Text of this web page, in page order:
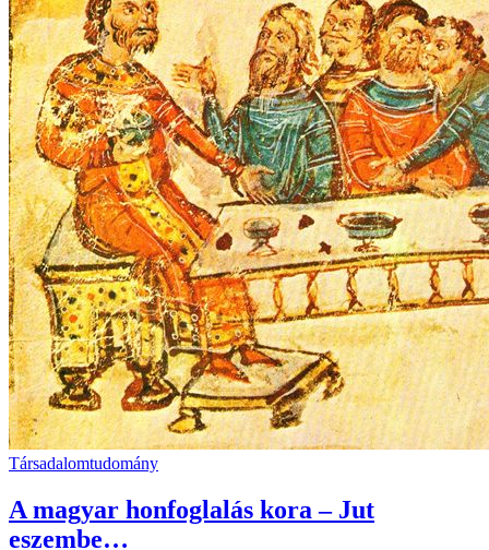
Társadalomtudomány
A magyar honfoglalás kora – Jut
eszembe…